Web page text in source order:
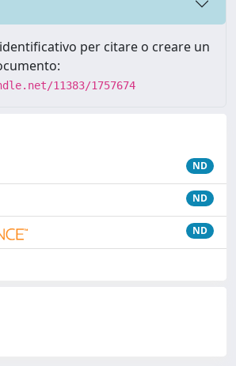
per citare o creare un
11383/1757674
ND
ND
ND